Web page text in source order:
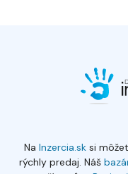
Na Inzercia.sksi
rýchly predaj. Náš